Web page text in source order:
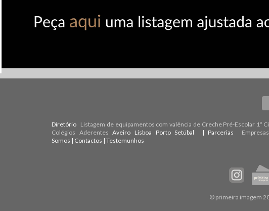
Diretório Listagem de equipamentos com valência de Creche Pré-Escolar 1º
Colégios Aderentes Aveiro Lisboa Porto Setúbal | Parcerias
Somos | Contactos | Testemunhos
© primeira imagem